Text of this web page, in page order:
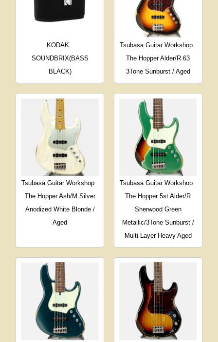
KODAK
SOUNDBRIX(BASS
BLACK)
Tsubasa Guitar Workshop
The Hopper Alder/R 63
3Tone Sunburst / Aged
Tsubasa Guitar Workshop
The Hopper Ash/M Silver
Anodized White Blonde /
Aged
Tsubasa Guitar Workshop
The Hopper 5st Alder/R
Sherwood Green
Metallic/3Tone Sunburst /
Multi Layer Heavy Aged